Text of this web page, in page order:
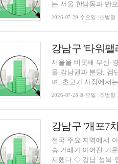
는 서울 한남동과 반
2026-07-29 수요일 | 조범형
서울을 비롯해 부산·
울 강남권과 분당, 검
며, 초고가 시장에서
2026-07-28 화요일 | 조범형
전국 주요 지역에서
승 거래가 이어진 가
지했다.◇ 강남·성북·